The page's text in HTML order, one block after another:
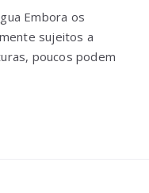
Embora os
sujeitos a
poucos podem